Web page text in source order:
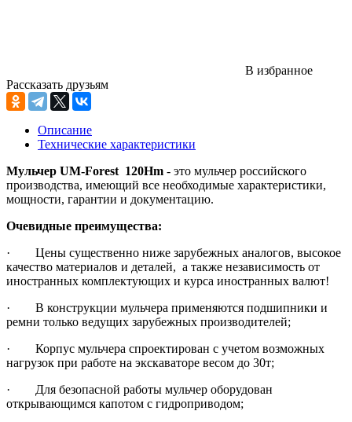
В избранное
Рассказать друзьям
Описание
Технические характеристики
Мульчер UM-Forest 120Hm - это мульчер российского
производства, имеющий все необходимые характеристики,
мощности, гарантии и документацию.
Очевидные преимущества:
· Цены существенно ниже зарубежных аналогов, высокое
качество материалов и деталей, а также независимость от
иностранных комплектующих и курса иностранных валют!
· В конструкции мульчера применяются подшипники и
ремни только ведущих зарубежных производителей;
· Корпус мульчера спроектирован с учетом возможных
нагрузок при работе на экскаваторе весом до 30т;
· Для безопасной работы мульчер оборудован
открывающимся капотом с гидроприводом;